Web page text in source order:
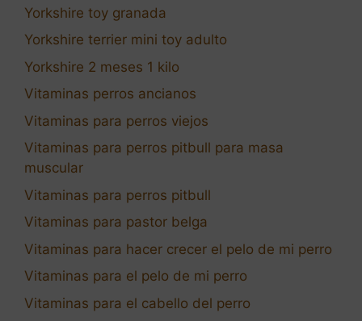
Yorkshire toy granada
Yorkshire terrier mini toy adulto
Yorkshire 2 meses 1 kilo
Vitaminas perros ancianos
Vitaminas para perros viejos
Vitaminas para perros pitbull para masa
muscular
Vitaminas para perros pitbull
Vitaminas para pastor belga
Vitaminas para hacer crecer el pelo de mi perro
Vitaminas para el pelo de mi perro
Vitaminas para el cabello del perro